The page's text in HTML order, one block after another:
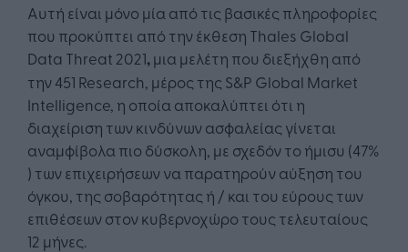
Αυτή είναι μόνο μία από τις βασικές πληροφορίες
που προκύπτει από την έκθεση Thales Global
Data Threat 2021,μια μελέτη που διεξήχθη από
την 451 Research, μέρος της S&P Global Market
Intelligence, η οποία αποκαλύπτει ότι η
διαχείριση των κινδύνων ασφαλείας γίνεται
αναμφίβολα πιο δύσκολη, με σχεδόν το ήμισυ (47%
) των επιχειρήσεων να παρατηρούν αύξηση του
όγκου, της σοβαρότητας ή / και του εύρους των
επιθέσεων στον κυβερνοχώρο τους τελευταίους
12 μήνες.